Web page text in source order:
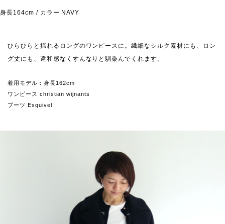
身長164cm / カラー NAVY
ひらひらと揺れるロングのワンピースに。繊細なシルク素材にも、ロン
グ丈にも、違和感なくすんなりと馴染んでくれます。
着用モデル：身長162cm
ワンピース christian wijnants
ブーツ Esquivel